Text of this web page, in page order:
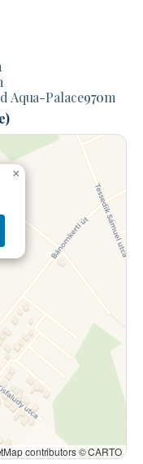
Aqua-Palace970m
×
contributors © CARTO